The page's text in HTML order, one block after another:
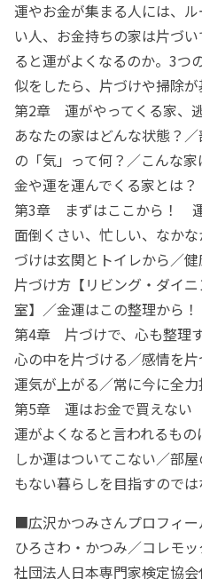
運やお金が集まる人には、
い人、お金持ちの家は片づ
ると運がよくなるのか。3つ
似をしたら、片づけや掃除
第2章 運がやってくる家、
あなたの家はどんな状態？
の「気」って何？／こんな
金や運を運んでくる家とは？
第3章 まずはここから！
面倒くさい、忙しい、なか
づけは玄関とトイレから／
片づけ方【リビング・ダイ
室】／金運はこの整理から！
第4章 片づけで、心も整理
心の中を片づける／感情を
運気が上がる／常に今に全力
第5章 運はお金で買えない
運がよくなると言われるも
しか運はついてこない／部
もない暮らしを目指すので
■広沢かつみさんプロフィー
ひろさわ・かつみ／コレモ
社団法人日本専門家検定協